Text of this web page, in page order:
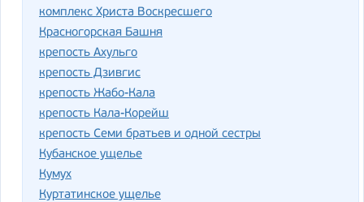
комплекс Христа Воскресшего
Красногорская Башня
крепость Ахульго
крепость Дзивгис
крепость Жабо-Кала
крепость Кала-Корейш
крепость Семи братьев и одной сестры
Кубанское ущелье
Кумух
Куртатинское ущелье